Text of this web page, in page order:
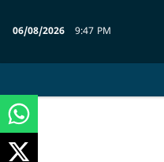
06/08/2026 9:47 PM